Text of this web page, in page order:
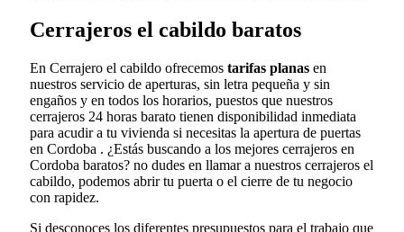
Cerrajeros el cabildo baratos
En Cerrajero el cabildo ofrecemos tarifas planas en
nuestros servicio de aperturas, sin letra pequeña y sin
engaños y en todos los horarios, puestos que nuestros
cerrajeros 24 horas barato tienen disponibilidad inmediata
para acudir a tu vivienda si necesitas la apertura de puertas
en Cordoba . ¿Estás buscando a los mejores cerrajeros en
Cordoba baratos? no dudes en llamar a nuestros cerrajeros el
cabildo, podemos abrir tu puerta o el cierre de tu negocio
con rapidez.
Si desconoces los diferentes presupuestos para el trabajo que